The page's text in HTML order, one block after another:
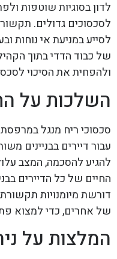
לדון בסוגיות שוטפות
לסכסוכים גדולים.
לסייע במניעת אי נוחות
של כבוד הדדי בתוך
ולהפחית את הסיכוי
השלכות על
סכסוכי ריח מנגל
עבור דיירים בבניינים
להגיע להסכמה, המצב
החיים של כל הדיירים
דורשת מיומנויות
של אחרים, כדי למצוא
המלצות על